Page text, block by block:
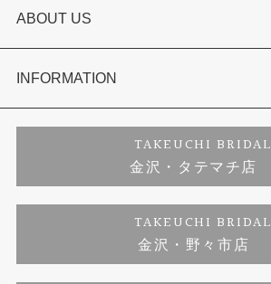
結婚指輪
セットリング
婚約ネックレス
ダイヤモンド
ジュエリーリフォーム
選ばれる理由まとめ
お客様の声
プロポーズサポート
ブランドリスト
福井指輪工房｜手作りペアリング
ABOUT US
会社概要
お客様の声
INFORMATION
プライバシーポリシー
TAKEUCHI BRIDAL
金沢・タテマチ店
TAKEUCHI BRIDAL
金沢・野々市店